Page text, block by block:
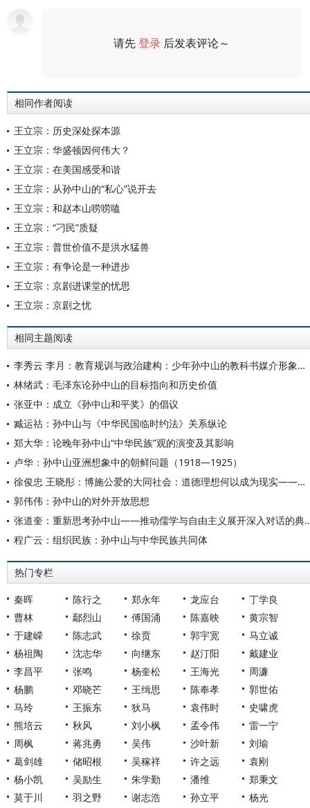
请先登录 后发表评论～
相同作者阅读
王立宗：历史深处探本源
王立宗：华盛顿因何伟大？
王立宗：在美国感受和谐
王立宗：从孙中山的“私心”说开去
王立宗：和赵本山唠唠嗑
王立宗：“刁民”质疑
王立宗：普世价值不是洪水猛兽
王立宗：有争论是一种进步
王立宗：京剧进课堂的忧思
王立宗：京剧之忧
相同主题阅读
李秀云 李月：教育规训与政治建构：少年孙中山的教科书媒介形象塑造
林绪武：毛泽东论孙中山的目标指向和历史价值
张亚中：成立《孙中山和平奖》的倡议
臧运祜：孙中山与《中华民国临时约法》关系纵论
郑大华：论晚年孙中山“中华民族”观的演变及其影响
卢华：孙中山亚洲想象中的朝鲜问题（1918—1925）
徐俊忠 王晓彤：博施公爱的大同社会：道德理想何以成为现实——纪念孙中山先生逝世一百周年
郭伟伟：孙中山的对外开放思想
张道奎：重新思考孙中山——推
程广云：组织民族：孙中山与中华民族共同体
热门专栏
秦晖 陈行之 郑永年 龙应台
丁学良
曹林
鄢烈山 傅国涌 陈嘉映
黄宗智
于建嵘
陈志武 徐贲 郭宇宽
马立诚
杨祖陶
沈志华 向继东 赵汀阳
戴建业
李昌平
张鸣 杨奎松 王海光
周濂
杨鹏
邓晓芒 王缉思 陈奉孝
郭世佑
马玲
王振东 狄马 袁伟时
史啸虎
熊培云
秋风 刘小枫 孟令伟
雷一宁
周枫
蒋兆勇 吴伟 沙叶新
刘瑜
葛剑雄
储昭根 吴稼祥 许之远
袁刚
杨小凯
吴励生 朱学勤 潘维
郑秉文
莫于川
羽之野 谢志浩 孙立平 杨光